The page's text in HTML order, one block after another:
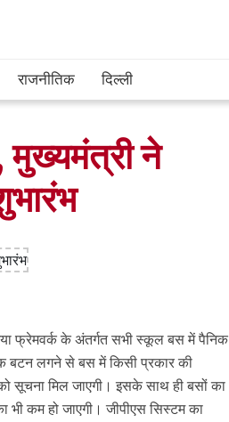
राजनीतिक दिल्ली
मुख्यमंत्री ने
फ्रेमवर्क के अंतर्गत सभी स्कूल बस में पैनिक
बटन लगने से बस में किसी प्रकार की
सूचना मिल जाएगी। इसके साथ ही बसों का
कम हो जाएगी। जीपीएस सिस्टम का